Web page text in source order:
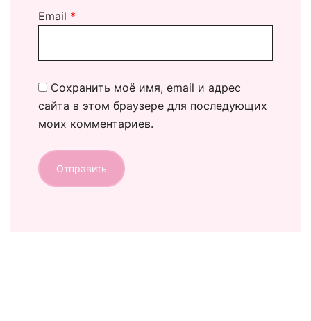
Email *
Сохранить моё имя, email и адрес
сайта в этом браузере для последующих
моих комментариев.